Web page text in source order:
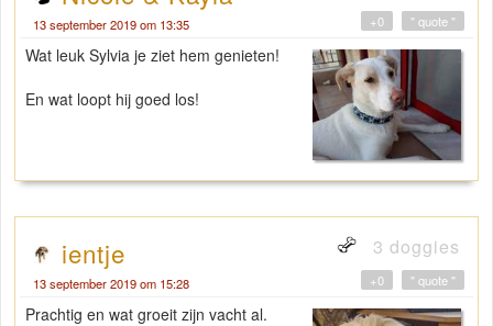
13 september 2019 om 13:35 " quote "
+0
Wat leuk Sylvia je ziet hem genieten!
En wat loopt hij goed los!
ientje 3 doggies
13 september 2019 om 15:28 " quote "
+0
Prachtig en wat groeit zijn vacht al.